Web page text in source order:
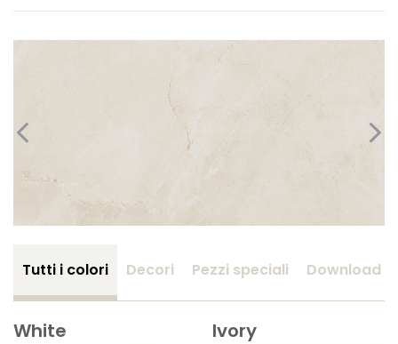
Tutti i colori Decori Pezzi speciali Download
White Ivory